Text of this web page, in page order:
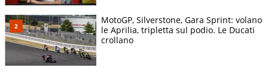
MotoGP, Silverstone, Gara Sprint: volano
le Aprilia, tripletta sul podio. Le Ducati
crollano